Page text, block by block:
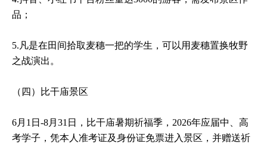
品；
5.凡是在田间拾取麦穗一把的学生，可以用麦穗置换牧野
之战演出。
（四）比干庙景区
6月1日-8月31日，比干庙暑期祈福季，2026年应届中、高
考学子，凭本人准考证及身份证免票进入景区，并赠送祈